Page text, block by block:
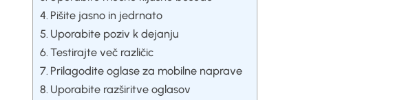
Pišite jasno in jedrnato
Uporabite poziv k dejanju
Testirajte več različic
Prilagodite oglase za mobilne naprave
Uporabite razširitve oglasov